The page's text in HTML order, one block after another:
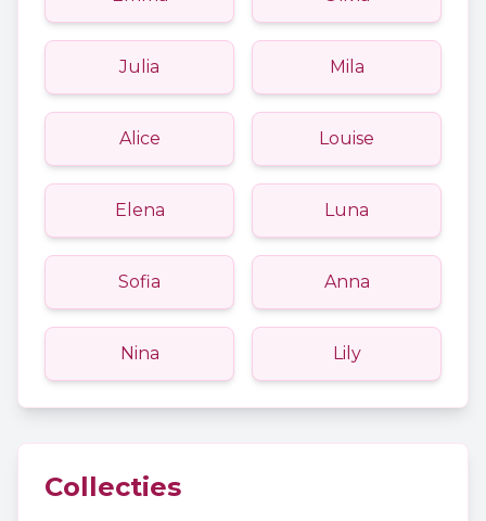
Julia Mila
Alice Louise
Elena Luna
Sofia Anna
Nina Lily
Collecties